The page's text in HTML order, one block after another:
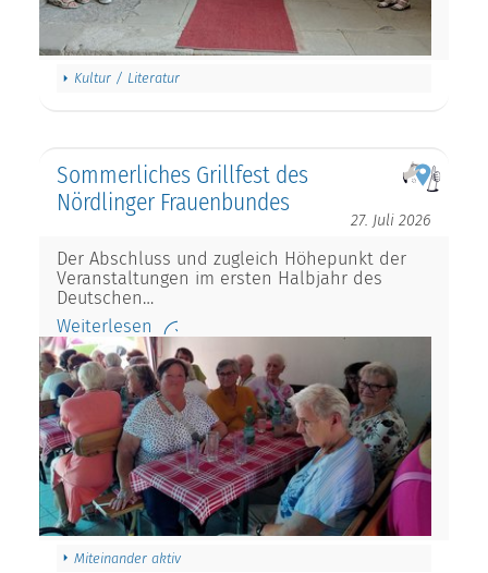
Kultur / Literatur
Sommerliches Grillfest des
Nördlinger Frauenbundes
27. Juli 2026
Der Abschluss und zugleich Höhepunkt der
Veranstaltungen im ersten Halbjahr des
Deutschen…
Weiterlesen
Miteinander aktiv